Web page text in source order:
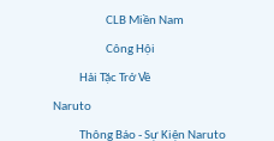
CLB Miền Nam
Công Hội
Hải Tặc Trở Về
Naruto
Thông Báo - Sự Kiện Naruto